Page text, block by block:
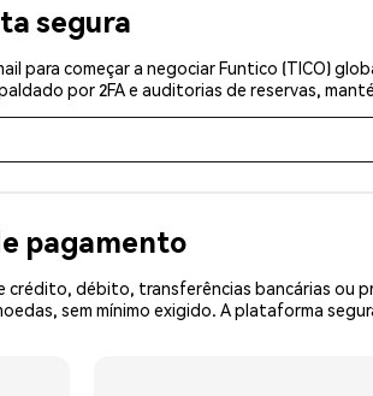
segura
para começar a negociar Funtico (TICO)
por 2FA e auditorias de reservas,
pagamento
crédito, débito, transferências bancárias
sem mínimo exigido. A plataforma